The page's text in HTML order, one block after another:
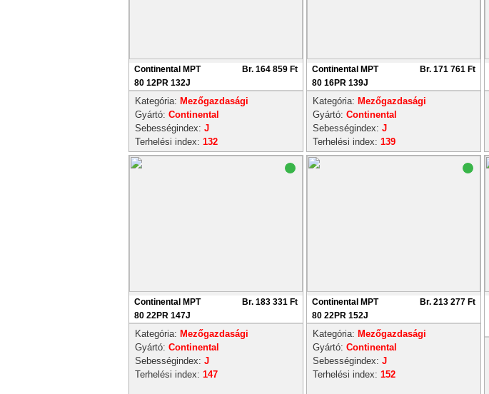
Continental MPT
80 12PR 132J
Br. 164 859 Ft
Kategória: Mezőgazdasági
Gyártó: Continental
Sebességindex: J
Terhelési index: 132
Continental MPT
80 16PR 139J
Br. 171 761 Ft
Kategória: Mezőgazdasági
Gyártó: Continental
Sebességindex: J
Terhelési index: 139
Continental MPT
80 22PR 147J
Br. 183 331 Ft
Kategória: Mezőgazdasági
Gyártó: Continental
Sebességindex: J
Terhelési index: 147
Continental MPT
80 22PR 152J
Br. 213 277 Ft
Kategória: Mezőgazdasági
Gyártó: Continental
Sebességindex: J
Terhelési index: 152